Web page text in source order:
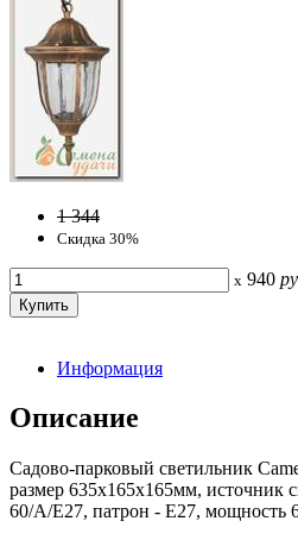
1 344
Скидка 30%
x 940
Информация
Описание
Садово-парковый светильник
размер 635х165х165мм,
60/А/Е27, патрон - E27, мощность